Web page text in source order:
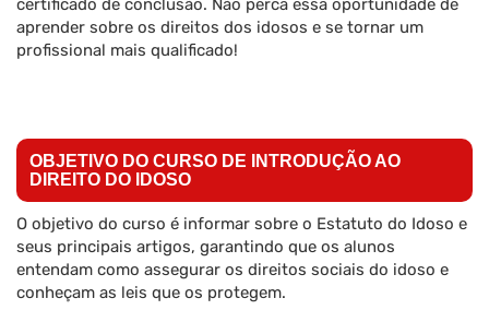
certificado de conclusão. Não perca essa oportunidade de
aprender sobre os direitos dos idosos e se tornar um
profissional mais qualificado!
OBJETIVO DO CURSO DE INTRODUÇÃO AO
DIREITO DO IDOSO
O objetivo do curso é informar sobre o Estatuto do Idoso e
seus principais artigos, garantindo que os alunos
entendam como assegurar os direitos sociais do idoso e
conheçam as leis que os protegem.